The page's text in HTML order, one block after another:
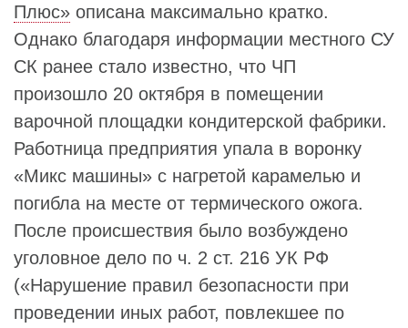
Плюс» описана максимально кратко.
Однако благодаря информации местного СУ
СК ранее стало известно, что ЧП
произошло 20 октября в помещении
варочной площадки кондитерской фабрики.
Работница предприятия упала в воронку
«Микс машины» с нагретой карамелью и
погибла на месте от термического ожога.
После происшествия было возбуждено
уголовное дело по ч. 2 ст. 216 УК РФ
(«Нарушение правил безопасности при
проведении иных работ, повлекшее по